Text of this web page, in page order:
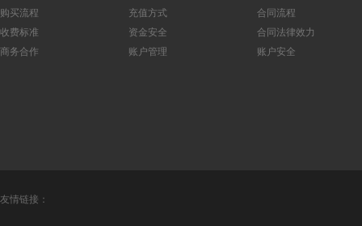
购买流程
收费标准
商务合作
充值方式
资金安全
账户管理
合同流程
合同法律效力
账户安全
友情链接：